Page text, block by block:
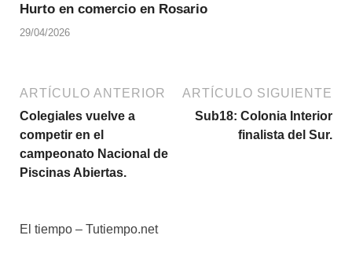
Hurto en comercio en Rosario
29/04/2026
ARTÍCULO ANTERIOR
Colegiales vuelve a
competir en el
campeonato Nacional de
Piscinas Abiertas.
ARTÍCULO SIGUIENTE
Sub18: Colonia Interior
finalista del Sur.
El tiempo – Tutiempo.net